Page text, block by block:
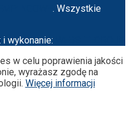
. Wszystkie
i wykonanie:
w celu poprawienia jakości
wyrażasz zgodę na
Więcej informacji